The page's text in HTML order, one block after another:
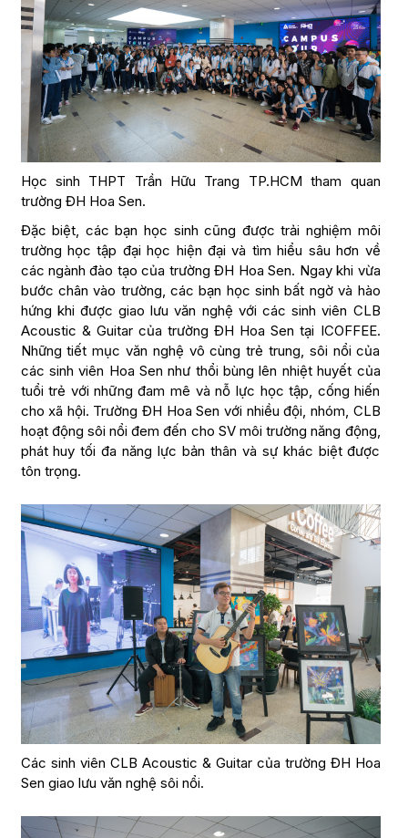
Học sinh THPT Trần Hữu Trang TP.HCM tham quan
trường ĐH Hoa Sen.
Đặc biệt, các bạn học sinh cũng được trải nghiệm môi
trường học tập đại học hiện đại và tìm hiểu sâu hơn về
các ngành đào tạo của trường ĐH Hoa Sen. Ngay khi vừa
bước chân vào trường, các bạn học sinh bất ngờ và hào
hứng khi được giao lưu văn nghệ với các sinh viên CLB
Acoustic & Guitar của trường ĐH Hoa Sen tại ICOFFEE.
Những tiết mục văn nghệ vô cùng trẻ trung, sôi nổi của
các sinh viên Hoa Sen như thổi bùng lên nhiệt huyết của
tuổi trẻ với những đam mê và nỗ lực học tập, cống hiến
cho xã hội. Trường ĐH Hoa Sen với nhiều đội, nhóm, CLB
hoạt động sôi nổi đem đến cho SV môi trường năng động,
phát huy tối đa năng lực bản thân và sự khác biệt được
tôn trọng.
Các sinh viên CLB Acoustic & Guitar của trường ĐH Hoa
Sen giao lưu văn nghệ sôi nổi.